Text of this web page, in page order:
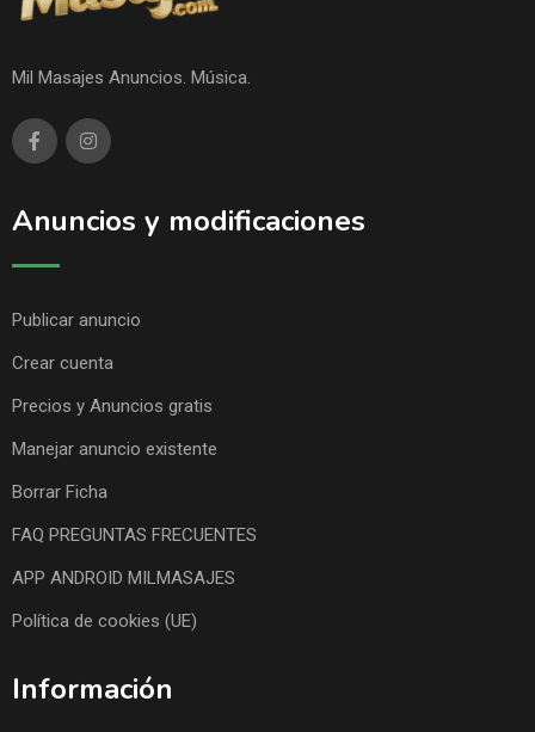
Mil Masajes Anuncios. Música.
Anuncios y modificaciones
Publicar anuncio
Crear cuenta
Precios y Anuncios gratis
Manejar anuncio existente
Borrar Ficha
FAQ PREGUNTAS FRECUENTES
APP ANDROID MILMASAJES
Política de cookies (UE)
Información